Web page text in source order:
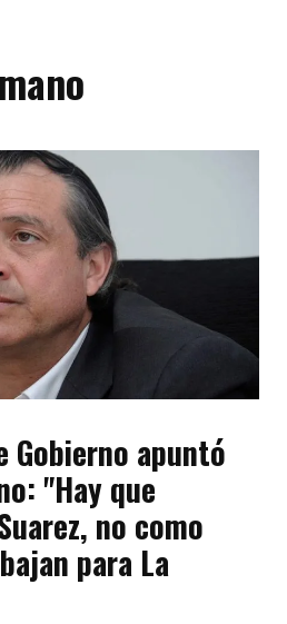
Gobierno apuntó
"Hay que
no como
para La